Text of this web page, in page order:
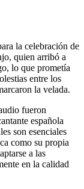
la celebración de
quien arribó a
lo que prometía
entre los
la velada.
fueron
española
son esenciales
como su propia
a las
en la calidad